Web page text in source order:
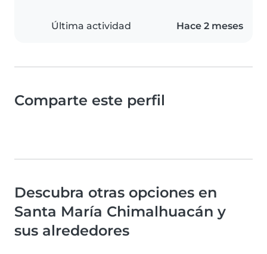
Última actividad Hace 2 meses
Comparte este perfil
Descubra otras opciones en
Santa María Chimalhuacán y
sus alrededores